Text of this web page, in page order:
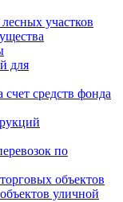
участков
для
средств фонда
по
объектов
уличной